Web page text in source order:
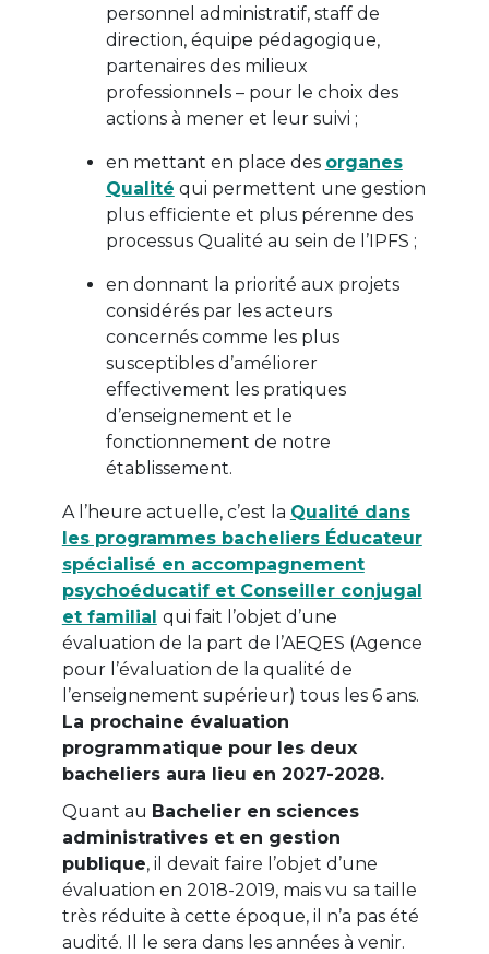
personnel administratif, staff de
direction, équipe pédagogique,
partenaires des milieux
professionnels – pour le choix des
actions à mener et leur suivi ;
en mettant en place des organes
Qualité qui permettent une gestion
plus efficiente et plus pérenne des
processus Qualité au sein de l’IPFS ;
en donnant la priorité aux projets
considérés par les acteurs
concernés comme les plus
susceptibles d’améliorer
effectivement les pratiques
d’enseignement et le
fonctionnement de notre
établissement.
A l’heure actuelle, c’est la Qualité dans
les programmes bacheliers Éducateur
spécialisé en accompagnement
psychoéducatif et Conseiller conjugal
et familial qui fait l’objet d’une
évaluation de la part de l’AEQES (Agence
pour l’évaluation de la qualité de
l’enseignement supérieur) tous les 6 ans.
La prochaine évaluation
programmatique pour les deux
bacheliers aura lieu en 2027-2028.
Quant au Bachelier en sciences
administratives et en gestion
publique, il devait faire l’objet d’une
évaluation en 2018-2019, mais vu sa taille
très réduite à cette époque, il n’a pas été
audité. Il le sera dans les années à venir.